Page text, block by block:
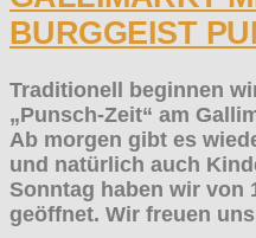
BURGGEIST
Traditionell beginnen
„Punsch-Zeit“ am
Ab morgen gibt es
und natürlich auch
Sonntag haben wir von
geöffnet. Wir freuen